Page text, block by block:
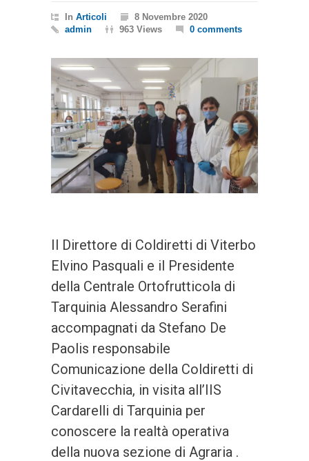
In Articoli
8 Novembre 2020
admin
963 Views 0 comments
Il Direttore di Coldiretti di Viterbo
Elvino Pasquali e il Presidente
della Centrale Ortofrutticola di
Tarquinia Alessandro Serafini
accompagnati da Stefano De
Paolis responsabile
Comunicazione della Coldiretti di
Civitavecchia, in visita all’IIS
Cardarelli di Tarquinia per
conoscere la realtà operativa
della nuova sezione di Agraria .